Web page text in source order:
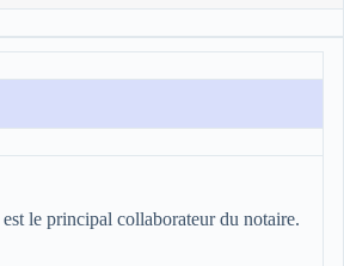
est le principal collaborateur du notaire.